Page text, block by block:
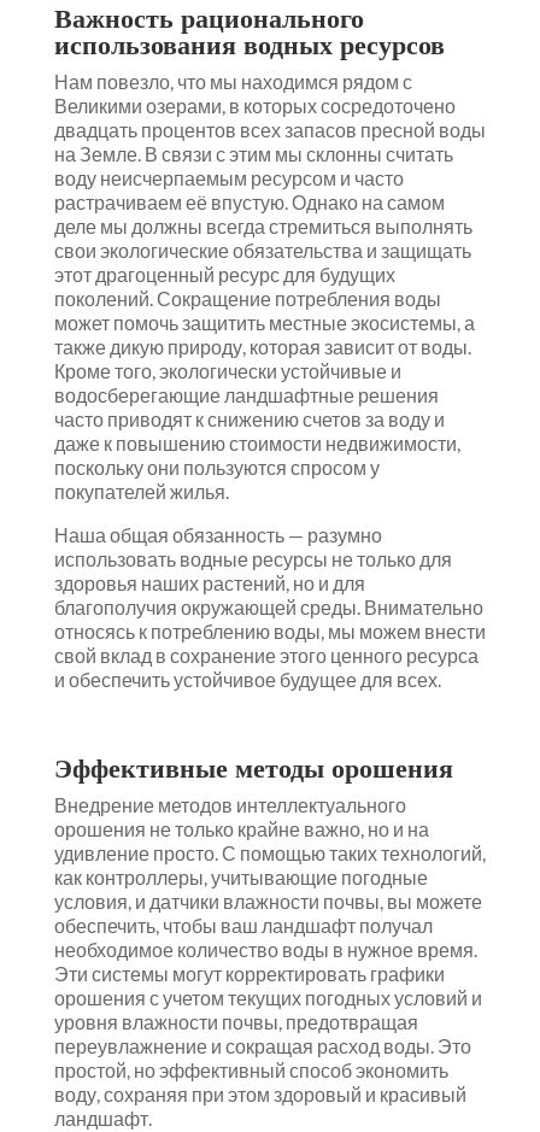
Важность рационального
использования водных ресурсов
Нам повезло, что мы находимся рядом с
Великими озерами, в которых сосредоточено
двадцать процентов всех запасов пресной воды
на Земле. В связи с этим мы склонны считать
воду неисчерпаемым ресурсом и часто
растрачиваем её впустую. Однако на самом
деле мы должны всегда стремиться выполнять
свои экологические обязательства и защищать
этот драгоценный ресурс для будущих
поколений. Сокращение потребления воды
может помочь защитить местные экосистемы, а
также дикую природу, которая зависит от воды.
Кроме того, экологически устойчивые и
водосберегающие ландшафтные решения
часто приводят к снижению счетов за воду и
даже к повышению стоимости недвижимости,
поскольку они пользуются спросом у
покупателей жилья.
Наша общая обязанность — разумно
использовать водные ресурсы не только для
здоровья наших растений, но и для
благополучия окружающей среды. Внимательно
относясь к потреблению воды, мы можем внести
свой вклад в сохранение этого ценного ресурса
и обеспечить устойчивое будущее для всех.
Эффективные методы орошения
Внедрение методов интеллектуального
орошения не только крайне важно, но и на
удивление просто. С помощью таких технологий,
как контроллеры, учитывающие погодные
условия, и датчики влажности почвы, вы можете
обеспечить, чтобы ваш ландшафт получал
необходимое количество воды в нужное время.
Эти системы могут корректировать графики
орошения с учетом текущих погодных условий и
уровня влажности почвы, предотвращая
переувлажнение и сокращая расход воды. Это
простой, но эффективный способ экономить
воду, сохраняя при этом здоровый и красивый
ландшафт.